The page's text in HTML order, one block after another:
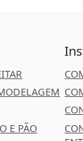
E PÃO